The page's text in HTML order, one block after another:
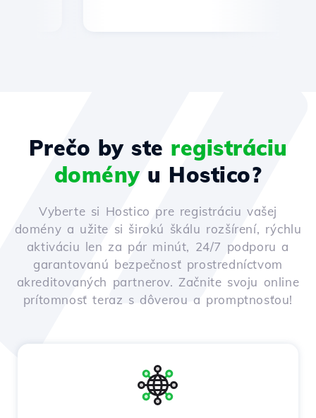
Prečo by ste registráciu
doményu Hostico?
Vyberte si Hostico pre registráciu vašej
domény a užite si širokú škálu rozšírení, rýchlu
aktiváciu len za pár minút, 24/7 podporu a
garantovanú bezpečnosť prostredníctvom
akreditovaných partnerov. Začnite svoju online
prítomnosť teraz s dôverou a promptnosťou!